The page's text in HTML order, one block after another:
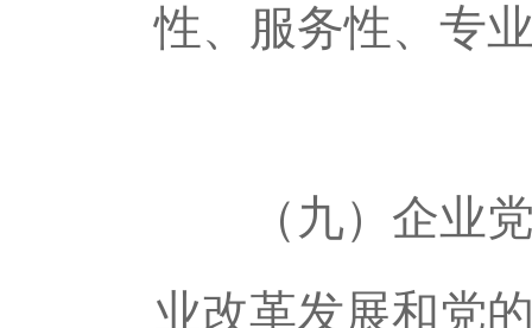
性、服务性、专
（九）企业党
业改革发展和党